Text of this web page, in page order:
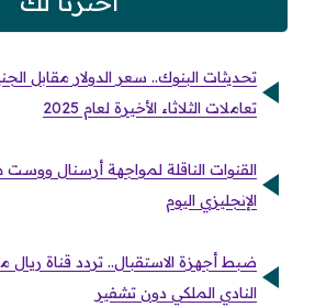
تحديثات البنوك.. سعر الدولار مقابل
تعاملات الثلاثاء الأخيرة لعام 2025
القنوات الناقلة لمواجهة أرسنال ووست
الإنجليزي اليوم
ضبط أجهزة الاستقبال.. تردد قناة ريال
النادي الملكي دون تشفير